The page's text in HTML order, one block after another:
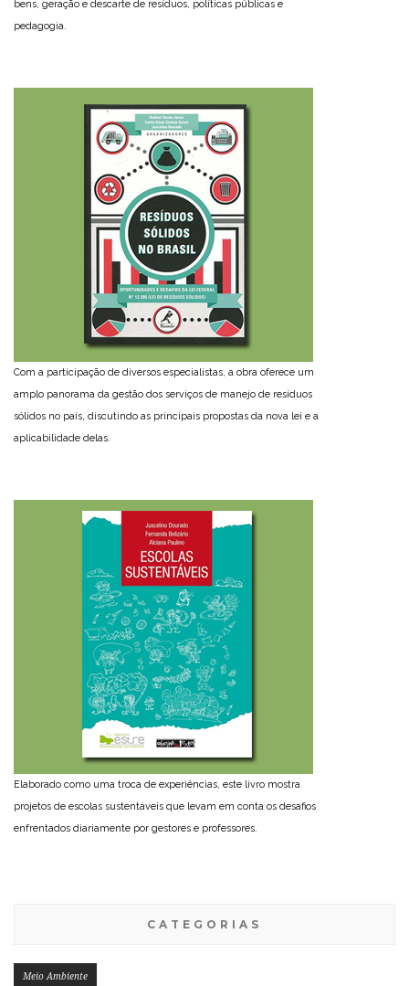
bens, geração e descarte de resíduos, políticas públicas e
pedagogia.
Com a participação de diversos especialistas, a obra oferece um
amplo panorama da gestão dos serviços de manejo de resíduos
sólidos no país, discutindo as principais propostas da nova lei e a
aplicabilidade delas.
Elaborado como uma troca de experiências, este livro mostra
projetos de escolas sustentáveis que levam em conta os desafios
enfrentados diariamente por gestores e professores.
CATEGORIAS
Meio Ambiente